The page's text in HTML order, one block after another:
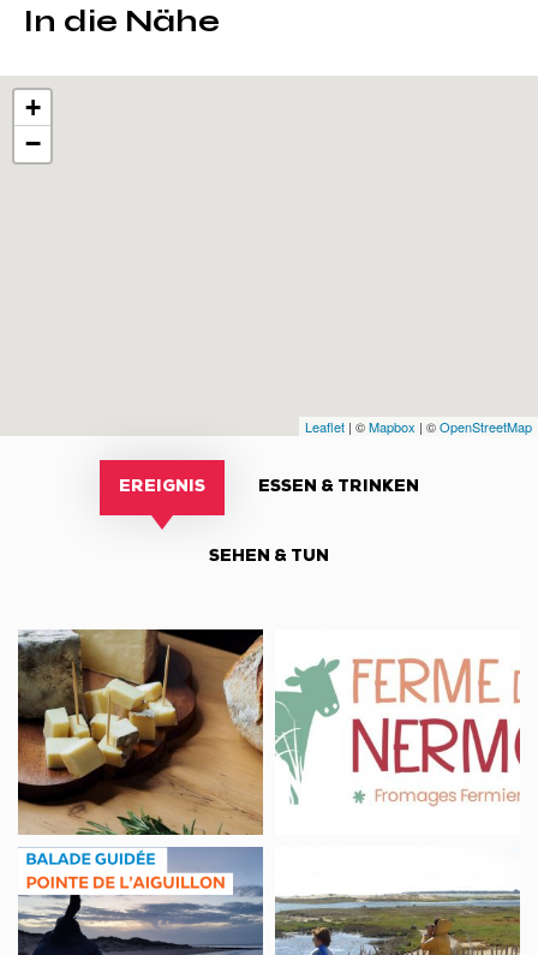
In die Nähe
+
−
Leaflet | ©Mapbox | ©OpenStreetMap
EREIGNIS ESSEN & TRINKEN
SEHEN & TUN
Noël
à
la
ferme
ouverte
et
découverte
de
NATUR
WANDERUNG
„ZWISCHEN
nature,
balade